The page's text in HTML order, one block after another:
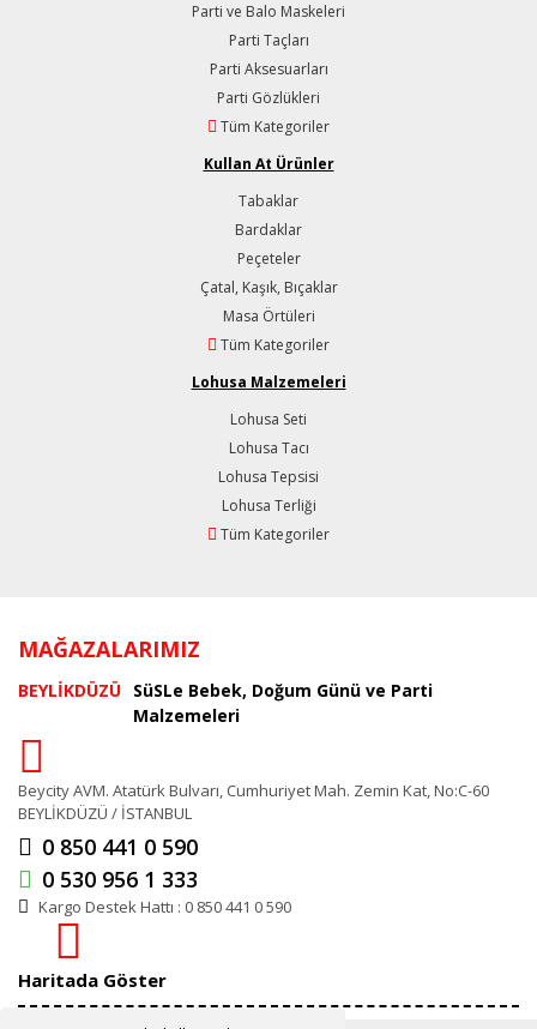
Parti ve Balo Maskeleri
Parti Taçları
Parti Aksesuarları
Parti Gözlükleri
Tüm Kategoriler
Kullan At Ürünler
Tabaklar
Bardaklar
Peçeteler
Çatal, Kaşık, Bıçaklar
Masa Örtüleri
Tüm Kategoriler
Lohusa Malzemeleri
Lohusa Seti
Lohusa Tacı
Lohusa Tepsisi
Lohusa Terliği
Tüm Kategoriler
MAĞAZALARIMIZ
BEYLİKDÜZÜ SüSLe Bebek, Doğum Günü ve Parti
Malzemeleri
Beycity AVM. Atatürk Bulvarı, Cumhuriyet Mah. Zemin Kat, No:C-60
BEYLİKDÜZÜ / İSTANBUL
0 850 441 0 590
0 530 956 1 333
Kargo Destek Hattı : 0 850 441 0 590
Haritada Göster